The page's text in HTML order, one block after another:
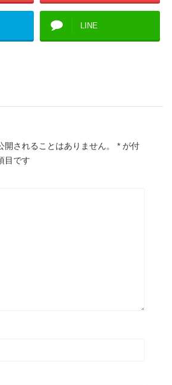
LINE
開されることはありません。 * が付
目です